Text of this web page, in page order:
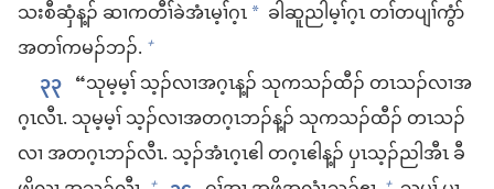
သး​စီ​ဆှံ​န့ၣ်​ ဆၢ​က​တီၢ်​ခဲ​အံၤ​မ့ၢ်​ဂ့ၤ * ခါ​ဆူ​ညါ​မ့ၢ်​ဂ့ၤ တၢ်​တ​ပျၢ်​ကွံာ်
အ​တၢ်​က​မၣ်​ဘၣ်. +
၃၃ “သု​မ့မ့ၢ် သ့ၣ်​လၢ​အဂ့ၤ​န့ၣ်​ သု​က​သၣ်ထီၣ်​ တၤသၣ်​လၢ​အ
ဂ့ၤ​လီၤ. သု​မ့မ့ၢ် သ့ၣ်​လၢ​အ​တဂ့ၤ​ဘၣ်​န့ၣ်​ သု​က​သၣ်ထီၣ်​ တၤသၣ်​
လၢ အ​တဂ့ၤ​ဘၣ်​လီၤ. သ့ၣ်​အံၤ​ဂ့ၤ​ဧါ တဂ့ၤ​ဧါ​န့ၣ်​ ပှၤ​သ့ၣ်ညါ​အီၤ ခီ